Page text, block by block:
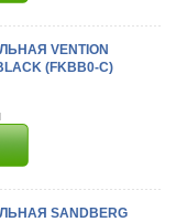
VENTION
(FKBB0-C)
SANDBERG